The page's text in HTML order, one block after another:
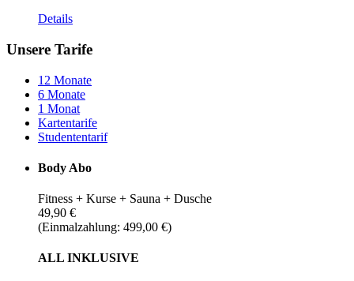
Details
Unsere Tarife
12 Monate
6 Monate
1 Monat
Kartentarife
Studententarif
Body Abo
Fitness + Kurse + Sauna + Dusche
49,90 €
(Einmalzahlung: 499,00 €)
ALL INKLUSIVE